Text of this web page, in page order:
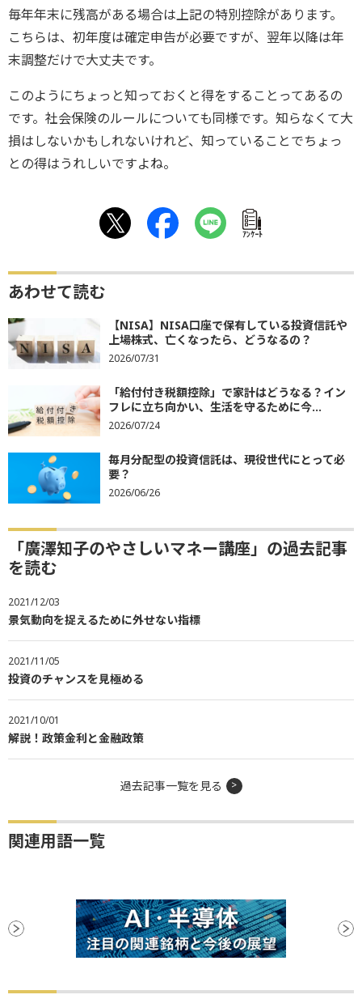
毎年年末に残高がある場合は上記の特別控除があります。
こちらは、初年度は確定申告が必要ですが、翌年以降は年
末調整だけで大丈夫です。
このようにちょっと知っておくと得をすることってあるの
です。社会保険のルールについても同様です。知らなくて大
損はしないかもしれないけれど、知っていることでちょっ
との得はうれしいですよね。
ｱﾝｹｰﾄ
あわせて読む
【NISA】NISA口座で保有している投資信託や
上場株式、亡くなったら、どうなるの？
2026/07/31
「給付付き税額控除」で家計はどうなる？イン
フレに立ち向かい、生活を守るために今...
2026/07/24
毎月分配型の投資信託は、現役世代にとって必
要？
2026/06/26
「廣澤知子のやさしいマネー講座」の過去記事
を読む
2021/12/03
景気動向を捉えるために外せない指標
2021/11/05
投資のチャンスを見極める
2021/10/01
解説！政策金利と金融政策
過去記事一覧を見る
関連用語一覧